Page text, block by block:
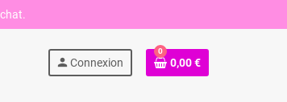
person Connexion
0
0,00 €